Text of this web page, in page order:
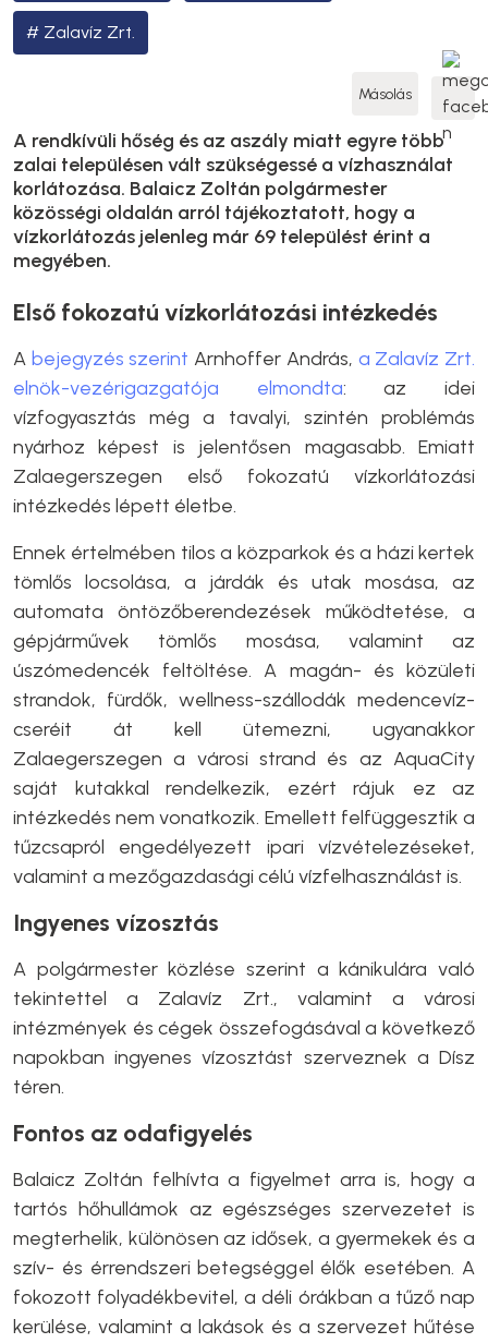
Zalavíz Zrt.
Másolás
A rendkívüli hőség és az aszály miatt egyre több
zalai településen vált szükségessé a vízhasználat
korlátozása. Balaicz Zoltán polgármester
közösségi oldalán arról tájékoztatott, hogy a
vízkorlátozás jelenleg már 69 települést érint a
megyében.
Első fokozatú vízkorlátozási intézkedés
A bejegyzés szerint Arnhoffer András, a Zalavíz Zrt.
elnök-vezérigazgatója elmondta: az idei
vízfogyasztás még a tavalyi, szintén problémás
nyárhoz képest is jelentősen magasabb. Emiatt
Zalaegerszegen első fokozatú vízkorlátozási
intézkedés lépett életbe.
Ennek értelmében tilos a közparkok és a házi kertek
tömlős locsolása, a járdák és utak mosása, az
automata öntözőberendezések működtetése, a
gépjárművek tömlős mosása, valamint az
úszómedencék feltöltése. A magán- és közületi
strandok, fürdők, wellness-szállodák medencevíz-
cseréit át kell ütemezni, ugyanakkor
Zalaegerszegen a városi strand és az AquaCity
saját kutakkal rendelkezik, ezért rájuk ez az
intézkedés nem vonatkozik. Emellett felfüggesztik a
tűzcsapról engedélyezett ipari vízvételezéseket,
valamint a mezőgazdasági célú vízfelhasználást is.
Ingyenes vízosztás
A polgármester közlése szerint a kánikulára való
tekintettel a Zalavíz Zrt., valamint a városi
intézmények és cégek összefogásával a következő
napokban ingyenes vízosztást szerveznek a Dísz
téren.
Fontos az odafigyelés
Balaicz Zoltán felhívta a figyelmet arra is, hogy a
tartós hőhullámok az egészséges szervezetet is
megterhelik, különösen az idősek, a gyermekek és a
szív- és érrendszeri betegséggel élők esetében. A
fokozott folyadékbevitel, a déli órákban a tűző nap
kerülése, valamint a lakások és a szervezet hűtése